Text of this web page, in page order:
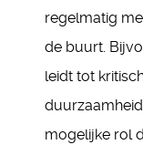
regelmatig
de buurt.
leidt tot
mogelijke rol